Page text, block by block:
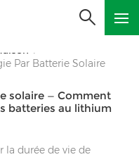
Par Batterie Solaire
solaire — Comment
batteries au lithium
durée de vie de